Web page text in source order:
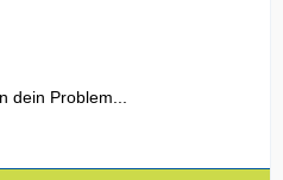
dein Problem...